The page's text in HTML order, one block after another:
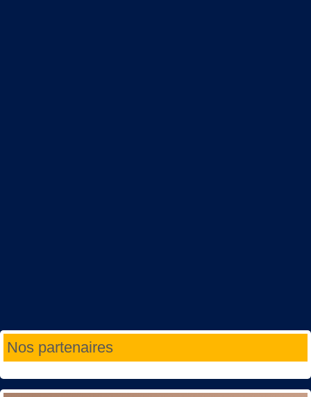
Nos partenaires
Année
précédente
Mois
précédent
Année
suivante
Mois
suivant